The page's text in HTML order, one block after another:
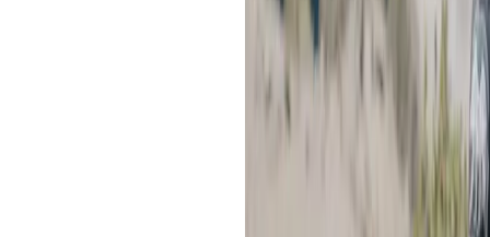
Cada vez que voy a la Laguna
corto, respiración larga y mirada
cielo todavía azul oscuro y, a
empieza a dibujarse al fondo.
rato para escuchar tu cuerpo,
Si estás planificando el viaje, esta
llegar a la Laguna Humantay,
Laguna Humantay trek, consejos
todo para que disfrutes sin apuros.